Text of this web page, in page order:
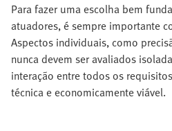
Para fazer uma escolha bem
atuadores, é sempre importante
Aspectos individuais, como
nunca devem ser avaliados
interação entre todos os
técnica e economicamente viável.